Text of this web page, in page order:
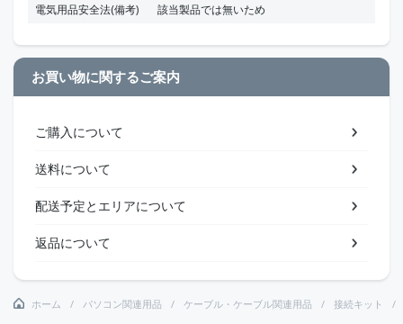
電気用品安全法(備考) 該当製品では無いため
お買い物に関するご案内
ご購入について
送料について
配送予定とエリアについて
返品について
ホーム パソコン関連用品 ケーブル・ケーブル関連用品 接続キット